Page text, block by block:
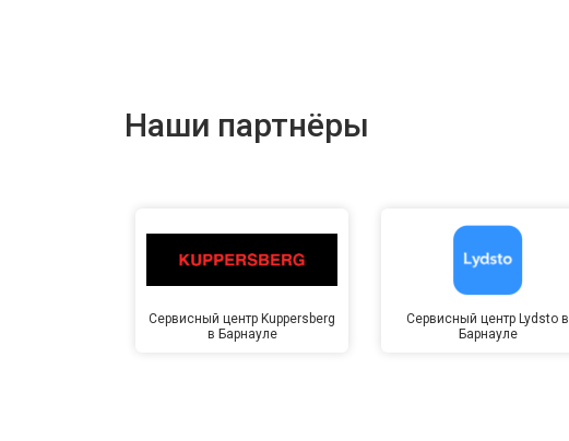
Наши партнёры
Сервисный центр Kuppersberg
в Барнауле
Сервисный центр Lydsto в
Барнауле